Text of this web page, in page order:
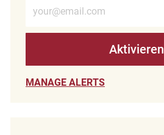
Aktivieren
MANAGE ALERTS